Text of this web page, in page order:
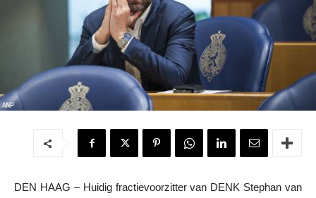
DEN HAAG – Huidig fractievoorzitter van DENK Stephan van